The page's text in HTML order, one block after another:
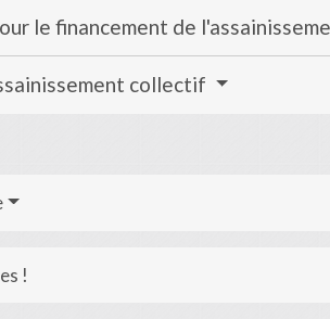
le financement de
collectif
!